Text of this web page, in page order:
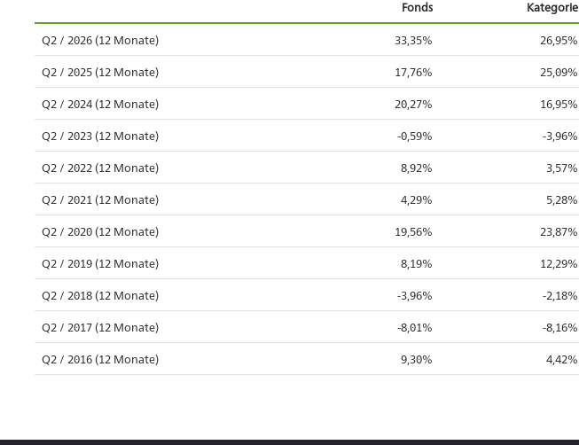
Fonds Kategorie
Q2 / 2026 (12 Monate) 33,35% 26,95%
Q2 / 2025 (12 Monate) 17,76% 25,09%
Q2 / 2024 (12 Monate) 20,27% 16,95%
Q2 / 2023 (12 Monate) -0,59% -3,96%
Q2 / 2022 (12 Monate) 8,92% 3,57%
Q2 / 2021 (12 Monate) 4,29% 5,28%
Q2 / 2020 (12 Monate) 19,56% 23,87%
Q2 / 2019 (12 Monate) 8,19% 12,29%
Q2 / 2018 (12 Monate) -3,96% -2,18%
Q2 / 2017 (12 Monate) -8,01% -8,16%
Q2 / 2016 (12 Monate) 9,30% 4,42%